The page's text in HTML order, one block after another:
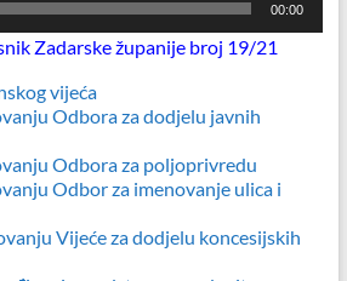
00:00
Zadarske županije broj 19/21
vijeća
Odbora za dodjelu javnih
Odbora za poljoprivredu
Odbor za imenovanje ulica i
Vijeće za dodjelu koncesijskih